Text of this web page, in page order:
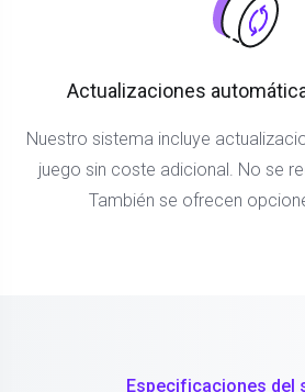
Actualizaciones
Nuestro sistema incluye
juego sin coste adicional. No se
También se ofrecen
Especificaciones del